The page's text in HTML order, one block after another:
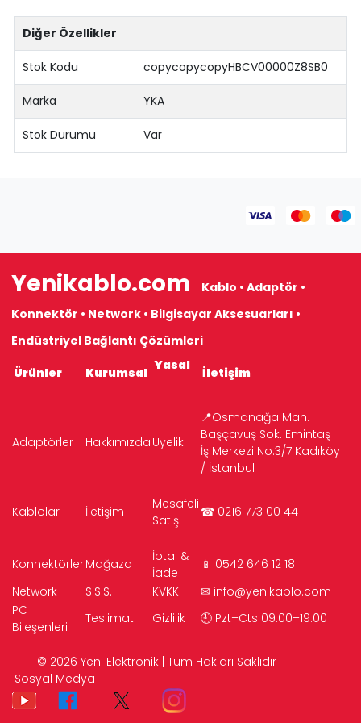
Diğer Özellikler
Stok Kodu copycopycopyHBCV00000Z8SB0
Marka YKA
Stok Durumu Var
Yenikablo.com
Kablo • Adaptör •
Konnektör • Network • Bilgisayar Aksesuarları •
Endüstriyel Bağlantı Çözümleri
Ürünler
Kurumsal Yasal İletişim
Adaptörler Hakkımızda Üyelik
📍Osmanağa Mah.
Başçavuş Sok. Emintaş
İş Merkezi No:3/7 Kadıköy
/ İstanbul
Kablolar İletişim
Mesafeli
Satış
☎ 0216 773 00 44
KonnektörlerMağaza
İptal &
İade
📱 0542 646 12 18
Network
S.S.S. KVKK ✉ info@yenikablo.com
PC
Bileşenleri
Teslimat Gizlilik 🕘 Pzt–Cts 09:00–19:00
© 2026 Yeni Elektronik | Tüm Hakları Saklıdır
Sosyal Medya